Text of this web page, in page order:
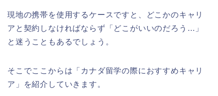
現地の携帯を使用するケースですと、どこかのキャリ
アと契約しなければならず「どこがいいのだろう…」
と迷うこともあるでしょう。
そこでここからは「カナダ留学の際におすすめキャリ
ア」を紹介していきます。